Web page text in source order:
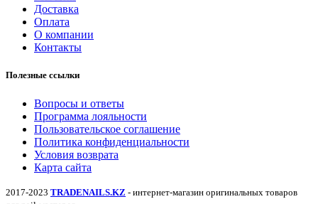
Доставка
Оплата
О компании
Контакты
Полезные ссылки
Вопросы и ответы
Программа лояльности
Пользовательское соглашение
Политика конфиденциальности
Условия возврата
Карта сайта
2017-2023 TRADENAILS.KZ - интернет-магазин оригинальных товаров